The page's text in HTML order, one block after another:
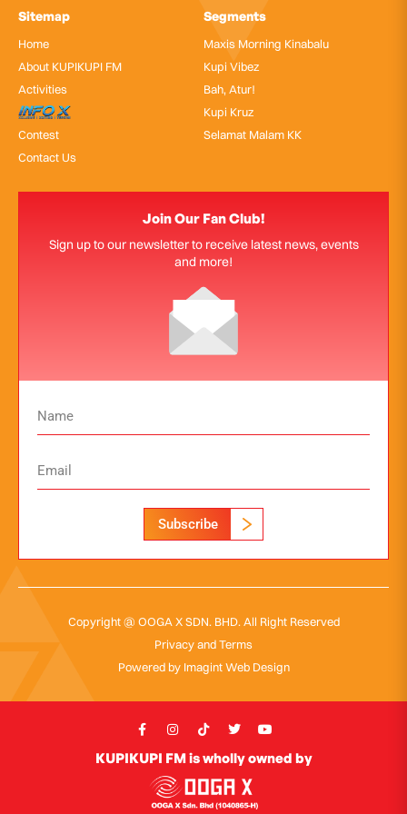
Sitemap
Home
About KUPIKUPI FM
Activities
InfoX
Contest
Contact Us
Segments
Maxis Morning Kinabalu
Kupi Vibez
Bah, Atur!
Kupi Kruz
Selamat Malam KK
Join Our Fan Club!
Sign up to our newsletter to receive latest news, events
and more!
Subscribe
Copyright @ OOGA X SDN. BHD. All Right Reserved
Privacy and Terms
Powered by Imagint Web Design
KUPIKUPI FM is wholly owned by